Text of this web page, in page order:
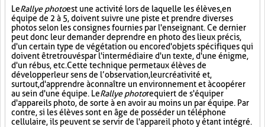
LeRallye photoest une activité lors de laquelle les élèves, en
équipe de 2 à 5, doivent suivre une piste et prendre diverses
photos selon les consignes fournies par l'enseignant. Ce dernier
peut donc leur demander de prendre en photo des lieux précis,
d'un certain type de végétation ou encore d'objets spécifiques qui
doivent être trouvés par l'intermédiaire d'un texte, d'une énigme,
d'un rébus, etc. Cette technique permet aux élèves de
développer leur sens de l’observation, leur créativité et,
surtout, d'apprendre à connaître un environnement et à coopérer
au sein d'une équipe. LeRallye photorequiert de s'équiper
d'appareils photo, de sorte à en avoir au moins un par équipe. Par
contre, si les élèves sont en âge de posséder un téléphone
cellulaire, ils peuvent se servir de l'appareil photo y étant intégré.